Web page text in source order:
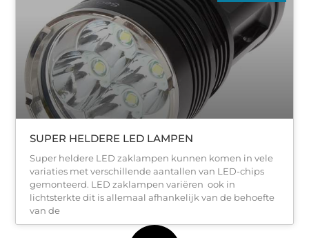
SUPER HELDERE LED LAMPEN
Super heldere LED zaklampen kunnen komen in vele
variaties met verschillende aantallen van LED-chips
gemonteerd. LED zaklampen variëren ook in
lichtsterkte dit is allemaal afhankelijk van de behoefte
van de